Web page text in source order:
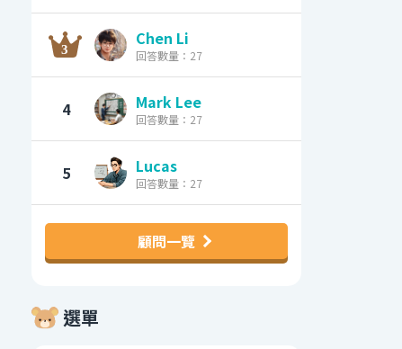
Chen Li
回答數量：27
4 Mark Lee
回答數量：27
5 Lucas
回答數量：27
顧問一覽
選單